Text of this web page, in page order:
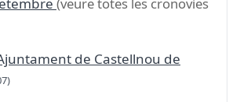
(veure totes les cronovies
de Castellnou de